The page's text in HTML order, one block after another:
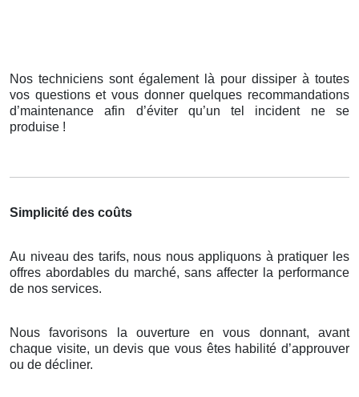
Nos techniciens sont également là pour dissiper à toutes
vos questions et vous donner quelques recommandations
d’maintenance afin d’éviter qu’un tel incident ne se
produise !
Simplicité des coûts
Au niveau des tarifs, nous nous appliquons à pratiquer les
offres abordables du marché, sans affecter la performance
de nos services.
Nous favorisons la ouverture en vous donnant, avant
chaque visite, un devis que vous êtes habilité d’approuver
ou de décliner.